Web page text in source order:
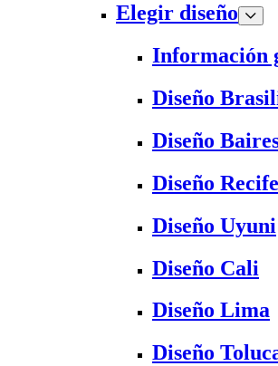
Elegir diseño
Información
Diseño
Diseño
Diseño Recife
Diseño Uyuni
Diseño Cali
Diseño Lima
Diseño